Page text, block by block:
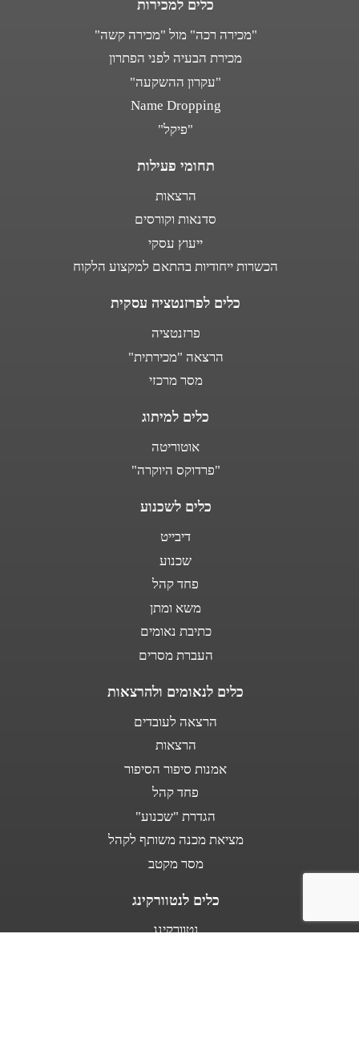
כלים למכירות
"מכירה רכה" מול "מכירה קשה"
מכירת הבעיה לפני הפתרון
"עקרון ההשקעה"
Name Dropping
"פיקל"
תחומי פעילות
הרצאות
סדנאות וקורסים
ייעוץ עסקי
הכשרות ייחודיות בהתאם למקצוע הלקוח
כלים לפרזנטציה עסקית
פרזנטציה
הרצאה "מכירתית"
מסר מרכזי
כלים למיתוג
אוטוריטה
"פרדוקס היוקרה"
כלים לשכנוע
דיבייט
שכנוע
פחד קהל
משא ומתן
כתיבת נאומים
העברת מסרים
כלים לנאומים ולהרצאות
הרצאה לעובדים
הרצאות
אמנות סיפור הסיפור
פחד קהל
הגדרת "שכנוע"
מציאת מכנה משותף לקהל
מסר מקטב
כלים לנטוורקינג
נטוורקינג